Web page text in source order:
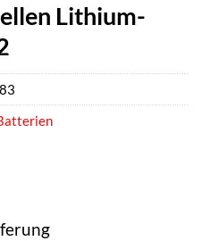
Lithium-